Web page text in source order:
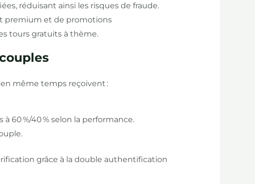
réduisant ainsi les risques de fraude.
premium et de promotions
tours gratuits à thème.
en même temps reçoivent :
60 %/40 % selon la performance.
grâce à la double authentification